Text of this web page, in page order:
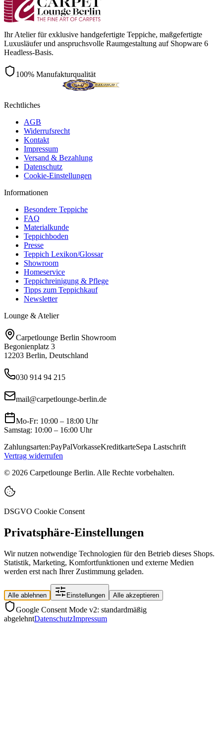
Ihr Atelier für exklusive handgefertigte Teppiche, maßgefertigte
Luxusläufer und anspruchsvolle Raumgestaltung auf Shopware 6
Headless-Basis.
100% Manufakturqualität
Rechtliches
AGB
Widerrufsrecht
Kontakt
Impressum
Versand & Bezahlung
Datenschutz
Cookie-Einstellungen
Informationen
Besondere Teppiche
FAQ
Materialkunde
Teppichboden
Presse
Teppich Lexikon/Glossar
Showroom
Homeservice
Teppichreinigung & Pflege
Tipps zum Teppichkauf
Newsletter
Lounge & Atelier
Carpetlounge Berlin Showroom
Begonienplatz 3
12203 Berlin, Deutschland
030 914 94 215
mail@carpetlounge-berlin.de
Mo-Fr: 10:00 – 18:00 Uhr
Samstag: 10:00 – 16:00 Uhr
Zahlungsarten:PayPalVorkasseKreditkarteSepa Lastschrift
Vertrag widerrufen
© 2026 Carpetlounge Berlin. Alle Rechte vorbehalten.
DSGVO Cookie Consent
Privatsphäre-Einstellungen
Wir nutzen notwendige Technologien für den Betrieb dieses Shops.
Statistik, Marketing, Komfortfunktionen und externe Medien
werden erst nach Ihrer Zustimmung geladen.
Alle ablehnen Einstellungen Alle akzeptieren
Google Consent Mode v2: standardmäßig
abgelehntDatenschutzImpressum